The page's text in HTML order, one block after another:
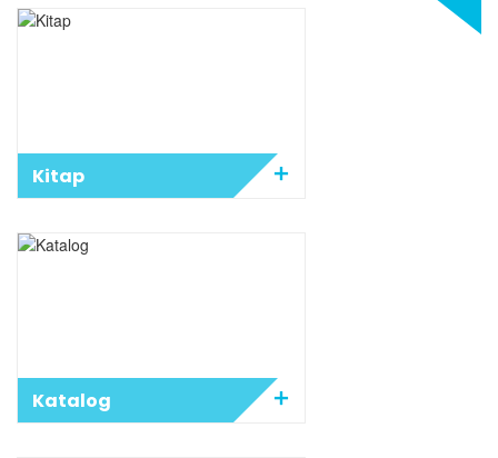
Kitap
Katalog